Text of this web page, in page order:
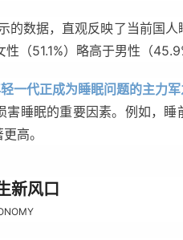
的数据，直观反映了当前国人
性（51.1%）略高于男性（
一代正成为睡眠问题的主力
睡眠的重要因素。例如，
高。
新风口